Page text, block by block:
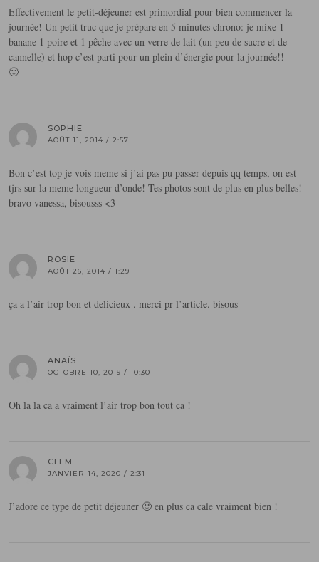
Effectivement le petit-déjeuner est primordial pour bien commencer la
journée! Un petit truc que je prépare en 5 minutes chrono: je mixe 1
banane 1 poire et 1 pêche avec un verre de lait (un peu de sucre et de
cannelle) et hop c’est parti pour un plein d’énergie pour la journée!!
🙂
SOPHIE
AOÛT 11, 2014 / 2:57
Bon c’est top je vois meme si j’ai pas pu passer depuis qq temps, on est
tjrs sur la meme longueur d’onde! Tes photos sont de plus en plus belles!
bravo vanessa, bisousss <3
ROSIE
AOÛT 26, 2014 / 1:29
ça a l’air trop bon et delicieux . merci pr l’article. bisous
ANAÏS
OCTOBRE 10, 2019 / 10:30
Oh la la ca a vraiment l’air trop bon tout ca !
CLEM
JANVIER 14, 2020 / 2:31
J’adore ce type de petit déjeuner 🙂 en plus ca cale vraiment bien !